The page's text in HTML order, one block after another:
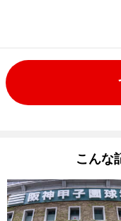
こんな